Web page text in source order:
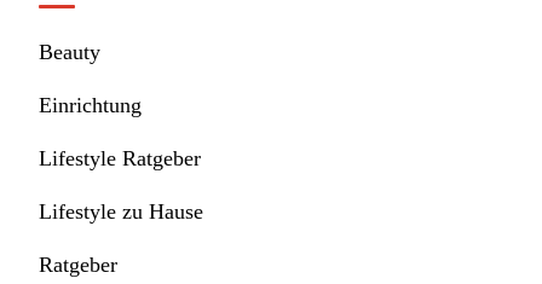
Beauty
Einrichtung
Lifestyle Ratgeber
Lifestyle zu Hause
Ratgeber